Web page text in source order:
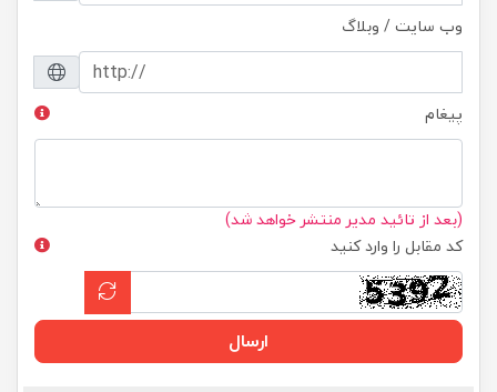
وب سایت / وبلاگ
پیغام
(بعد از تائید مدیر منتشر خواهد شد)
کد مقابل را وارد کنید
ارسال